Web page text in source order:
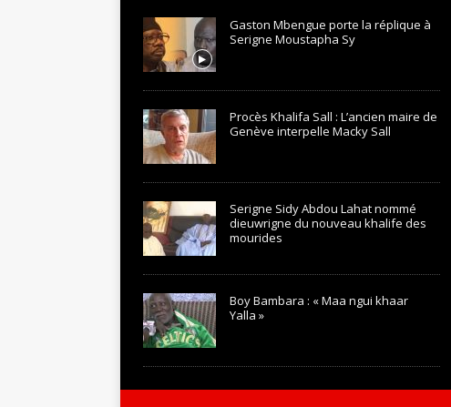
Gaston Mbengue porte la réplique à
Serigne Moustapha Sy
Procès Khalifa Sall : L’ancien maire de
Genève interpelle Macky Sall
Serigne Sidy Abdou Lahat nommé
dieuwrigne du nouveau khalife des
mourides
Boy Bambara : « Maa ngui khaar
Yalla »